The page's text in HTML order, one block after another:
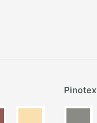
Pinotex